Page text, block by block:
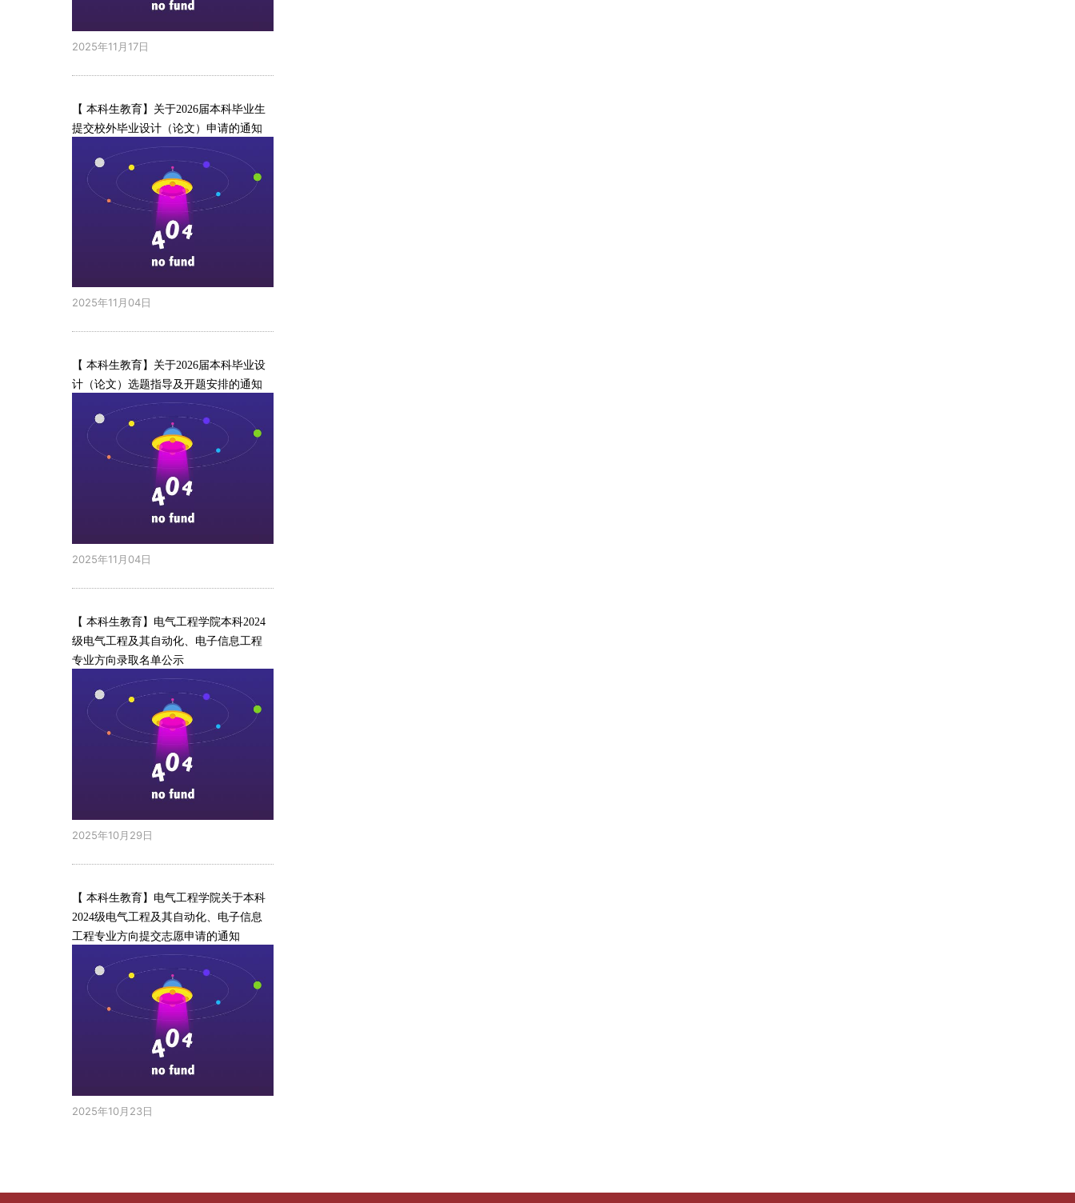
2025年11月17日
【 本科生教育】关于2026届本科毕业生
提交校外毕业设计（论文）申请的通知
2025年11月04日
【 本科生教育】关于2026届本科毕业设
计（论文）选题指导及开题安排的通知
2025年11月04日
【 本科生教育】电气工程学院本科2024
级电气工程及其自动化、电子信息工程
专业方向录取名单公示
2025年10月29日
【 本科生教育】电气工程学院关于本科
2024级电气工程及其自动化、电子信息
工程专业方向提交志愿申请的通知
2025年10月23日